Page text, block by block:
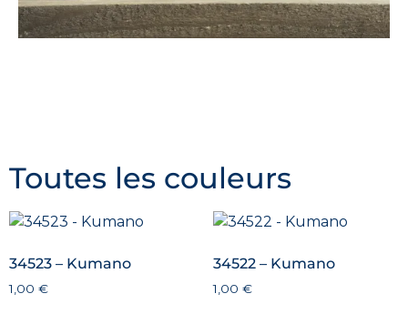
Toutes les couleurs
34523 – Kumano
1,00 €
34522 – Kumano
1,00 €